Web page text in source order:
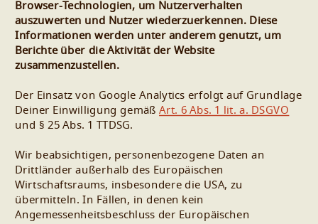
Browser-Technologien, um Nutzerverhalten
auszuwerten und Nutzer wiederzuerkennen. Diese
Informationen werden unter anderem genutzt, um
Berichte über die Aktivität der Website
zusammenzustellen.
Der Einsatz von Google Analytics erfolgt auf Grundlage
Deiner Einwilligung gemäßArt. 6 Abs. 1 lit. a. DSGVO
und § 25 Abs. 1 TTDSG.
Wir beabsichtigen, personenbezogene Daten an
Drittländer außerhalb des Europäischen
Wirtschaftsraums, insbesondere die USA, zu
übermitteln. In Fällen, in denen kein
Angemessenheitsbeschluss der Europäischen